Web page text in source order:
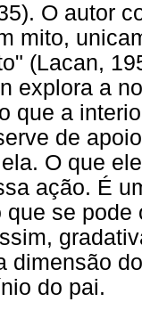
O autor
mito,
(Lacan,
explora a
que a
de
O que
ação. É
que se
dimensão
do pai.